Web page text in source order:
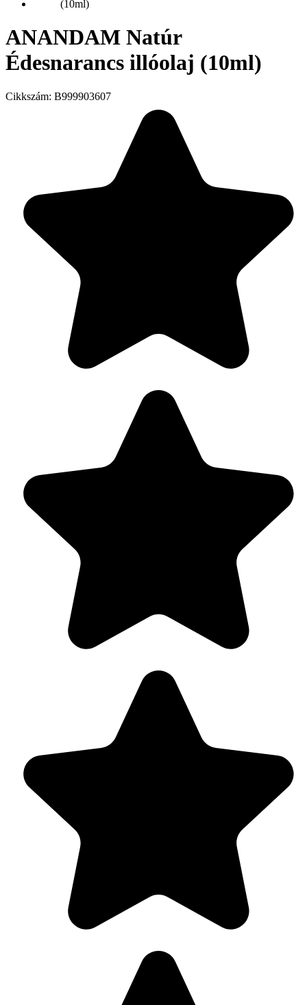
ANANDAM Natúr
Édesnarancs illóolaj (10ml)
Cikkszám: B999903607